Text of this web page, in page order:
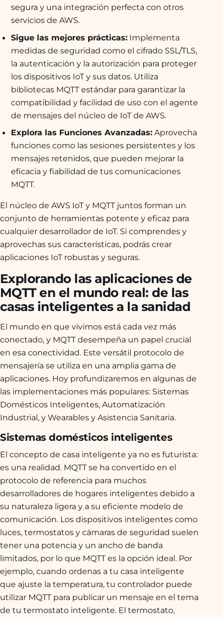
segura y una integración perfecta con otros
servicios de AWS.
Sigue las mejores prácticas:Implementa
medidas de seguridad como el cifrado SSL/TLS,
la autenticación y la autorización para proteger
los dispositivos IoT y sus datos. Utiliza
bibliotecas MQTT estándar para garantizar la
compatibilidad y facilidad de uso con el agente
de mensajes del núcleo de IoT de AWS.
Explora las Funciones Avanzadas:Aprovecha
funciones como las sesiones persistentes y los
mensajes retenidos, que pueden mejorar la
eficacia y fiabilidad de tus comunicaciones
MQTT.
El núcleo de AWS IoT y MQTT juntos forman un
conjunto de herramientas potente y eficaz para
cualquier desarrollador de IoT. Si comprendes y
aprovechas sus características, podrás crear
aplicaciones IoT robustas y seguras.
Explorando las aplicaciones de
MQTT en el mundo real: de las
casas inteligentes a la sanidad
El mundo en que vivimos está cada vez más
conectado, y MQTT desempeña un papel crucial
en esa conectividad. Este versátil protocolo de
mensajería se utiliza en una amplia gama de
aplicaciones. Hoy profundizaremos en algunas de
las implementaciones más populares: Sistemas
Domésticos Inteligentes, Automatización
Industrial, y Wearables y Asistencia Sanitaria.
Sistemas domésticos inteligentes
El concepto de casa inteligente ya no es futurista:
es una realidad. MQTT se ha convertido en el
protocolo de referencia para muchos
desarrolladores de hogares inteligentes debido a
su naturaleza ligera y a su eficiente modelo de
comunicación. Los dispositivos inteligentes como
luces, termostatos y cámaras de seguridad suelen
tener una potencia y un ancho de banda
limitados, por lo que MQTT es la opción ideal. Por
ejemplo, cuando ordenas a tu casa inteligente
que ajuste la temperatura, tu controlador puede
utilizar MQTT para publicar un mensaje en el tema
de tu termostato inteligente. El termostato,